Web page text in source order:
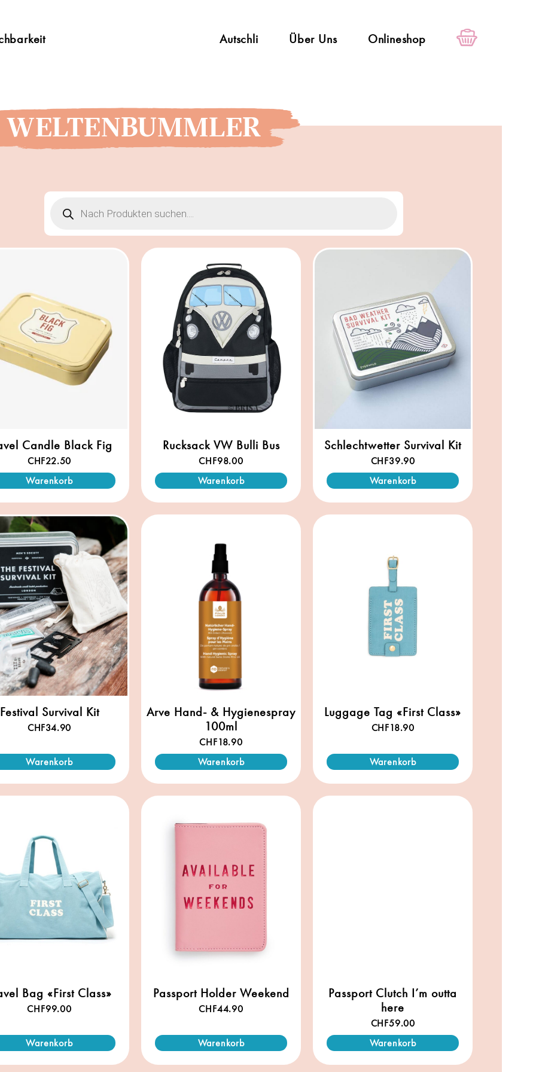
Autschli Über Uns Onlineshop
WELTENBUMMLER
search
Candle Black Fig
CHF22.50
Warenkorb
Rucksack VW Bulli Bus
CHF98.00
Warenkorb
Schlechtwetter Survival Kit
CHF39.90
Warenkorb
Festival Survival Kit
CHF34.90
Warenkorb
Arve Hand- & Hygienespray
100ml
CHF18.90
Warenkorb
Luggage Tag «First Class»
CHF18.90
Warenkorb
Bag «First Class»
CHF99.00
Warenkorb
Passport Holder Weekend
CHF44.90
Warenkorb
Passport Clutch I’m outta
here
CHF59.00
Warenkorb